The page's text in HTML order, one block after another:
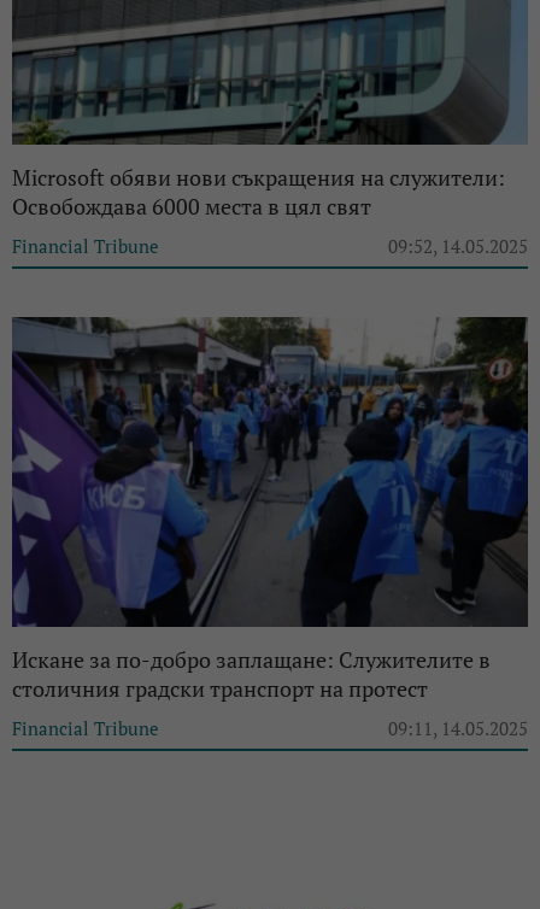
Microsoft обяви нови съкращения на служители:
Освобождава 6000 места в цял свят
Financial Tribune 09:52, 14.05.2025
Искане за по-добро заплащане: Служителите в
столичния градски транспорт на протест
Financial Tribune 09:11, 14.05.2025